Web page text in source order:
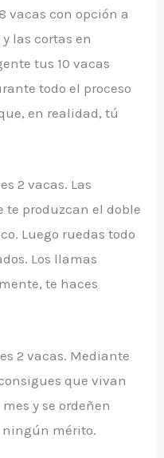
vacas con opción a
las cortas en
tus 10 vacas
todo el proceso
en realidad, tú
2 vacas. Las
te produzcan el doble
Luego ruedas todo
Los llamas
te haces
2 vacas. Mediante
que vivan
y se ordeñen
ningún mérito.